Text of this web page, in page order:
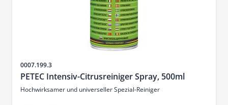
Sku
0007.199.3
PETEC Intensiv-Citrusreiniger Spray, 500ml
Hochwirksamer und universeller Spezial-Reiniger